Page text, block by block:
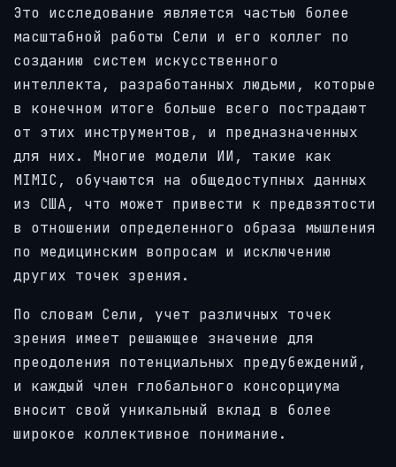
Это исследование является частью более
масштабной работы Сели и его коллег по
созданию систем искусственного
интеллекта, разработанных людьми, которые
в конечном итоге больше всего пострадают
от этих инструментов, и предназначенных
для них. Многие модели ИИ, такие как
MIMIC, обучаются на общедоступных данных
из США, что может привести к предвзятости
в отношении определенного образа мышления
по медицинским вопросам и исключению
других точек зрения.
По словам Сели, учет различных точек
зрения имеет решающее значение для
преодоления потенциальных предубеждений,
и каждый член глобального консорциума
вносит свой уникальный вклад в более
широкое коллективное понимание.